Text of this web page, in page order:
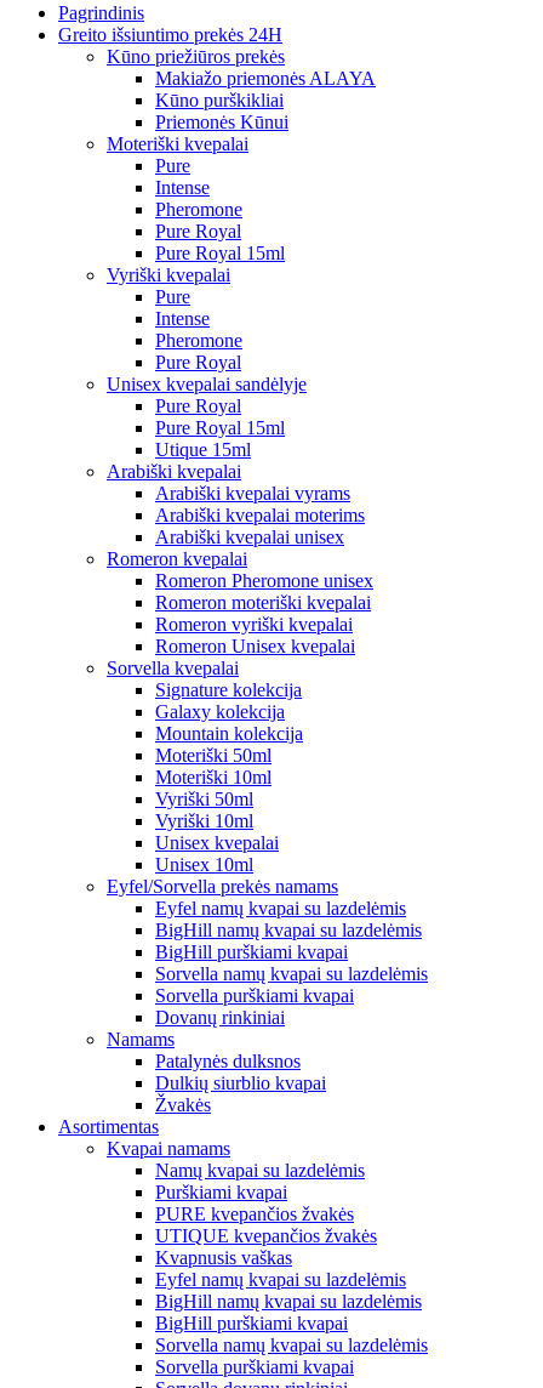
Pagrindinis
Greito išsiuntimo prekės 24H
Kūno priežiūros prekės
Makiažo priemonės ALAYA
Kūno purškikliai
Priemonės Kūnui
Moteriški kvepalai
Pure
Intense
Pheromone
Pure Royal
Pure Royal 15ml
Vyriški kvepalai
Pure
Intense
Pheromone
Pure Royal
Unisex kvepalai sandėlyje
Pure Royal
Pure Royal 15ml
Utique 15ml
Arabiški kvepalai
Arabiški kvepalai vyrams
Arabiški kvepalai moterims
Arabiški kvepalai unisex
Romeron kvepalai
Romeron Pheromone unisex
Romeron moteriški kvepalai
Romeron vyriški kvepalai
Romeron Unisex kvepalai
Sorvella kvepalai
Signature kolekcija
Galaxy kolekcija
Mountain kolekcija
Moteriški 50ml
Moteriški 10ml
Vyriški 50ml
Vyriški 10ml
Unisex kvepalai
Unisex 10ml
Eyfel/Sorvella prekės namams
Eyfel namų kvapai su lazdelėmis
BigHill namų kvapai su lazdelėmis
BigHill purškiami kvapai
Sorvella namų kvapai su lazdelėmis
Sorvella purškiami kvapai
Dovanų rinkiniai
Namams
Patalynės dulksnos
Dulkių siurblio kvapai
Žvakės
Asortimentas
Kvapai namams
Namų kvapai su lazdelėmis
Purškiami kvapai
PURE kvepančios žvakės
UTIQUE kvepančios žvakės
Kvapnusis vaškas
Eyfel namų kvapai su lazdelėmis
BigHill namų kvapai su lazdelėmis
BigHill purškiami kvapai
Sorvella namų kvapai su lazdelėmis
Sorvella purškiami kvapai